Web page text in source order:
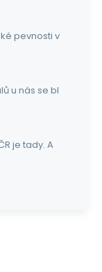
pevnosti v
u nás se bl
je tady. A